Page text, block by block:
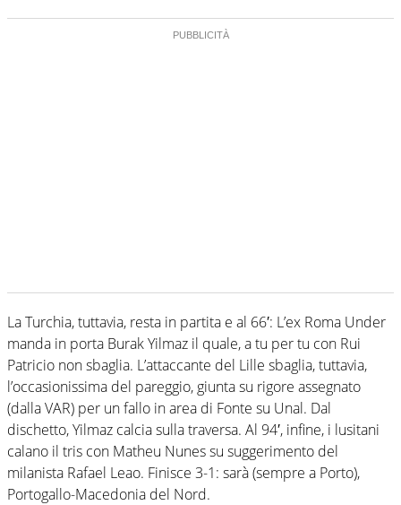
La Turchia, tuttavia, resta in partita e al 66′: L’ex Roma Under
manda in porta Burak Yilmaz il quale, a tu per tu con Rui
Patricio non sbaglia. L’attaccante del Lille sbaglia, tuttavia,
l’occasionissima del pareggio, giunta su rigore assegnato
(dalla VAR) per un fallo in area di Fonte su Unal. Dal
dischetto, Yilmaz calcia sulla traversa. Al 94′, infine, i lusitani
calano il tris con Matheu Nunes su suggerimento del
milanista Rafael Leao. Finisce 3-1: sarà (sempre a Porto),
Portogallo-Macedonia del Nord.